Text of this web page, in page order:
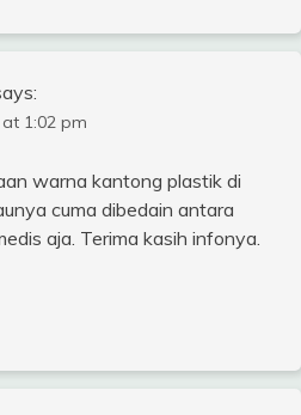
1:02 pm
warna kantong plastik di
cuma dibedain antara
aja. Terima kasih infonya.